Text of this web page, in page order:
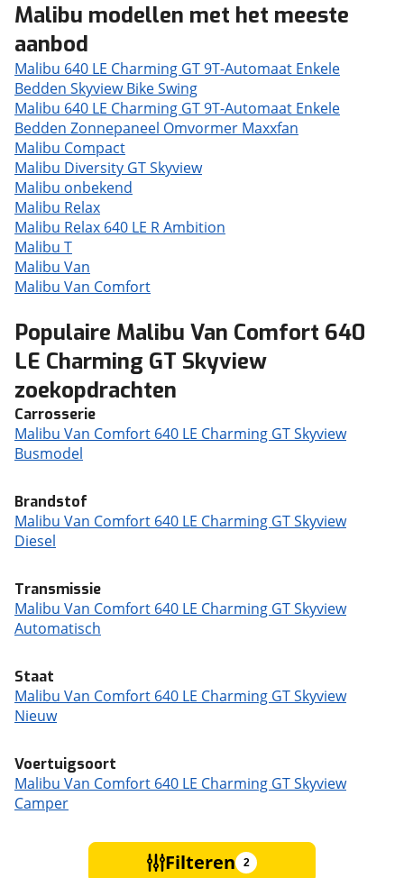
Malibu modellen met het meeste
aanbod
Malibu 640 LE Charming GT 9T-Automaat Enkele
Bedden Skyview Bike Swing
Malibu 640 LE Charming GT 9T-Automaat Enkele
Bedden Zonnepaneel Omvormer Maxxfan
Malibu Compact
Malibu Diversity GT Skyview
Malibu onbekend
Malibu Relax
Malibu Relax 640 LE R Ambition
Malibu T
Malibu Van
Malibu Van Comfort
Populaire Malibu Van Comfort 640
LE Charming GT Skyview
zoekopdrachten
Carrosserie
Malibu Van Comfort 640 LE Charming GT Skyview
Busmodel
Brandstof
Malibu Van Comfort 640 LE Charming GT Skyview
Diesel
Transmissie
Malibu Van Comfort 640 LE Charming GT Skyview
Automatisch
Staat
Malibu Van Comfort 640 LE Charming GT Skyview
Nieuw
Voertuigsoort
Malibu Van Comfort 640 LE Charming GT Skyview
Camper
Filteren 2